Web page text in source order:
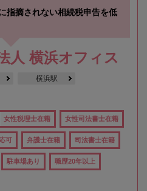
指摘されない相続税申告を低
人 横浜オフィス
横浜駅
女性税理士在籍 女性司法書士在籍
可 弁護士在籍 司法書士在籍
駐車場あり 職歴20年以上